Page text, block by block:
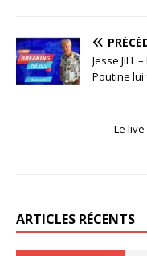
Jesse JILL
Poutine
Le live
ARTICLES RÉCENTS